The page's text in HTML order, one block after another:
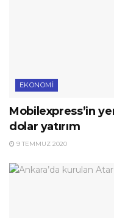
EKONOMI
Mobilexpress’in
dolar yatırım
9 TEMMUZ 2020